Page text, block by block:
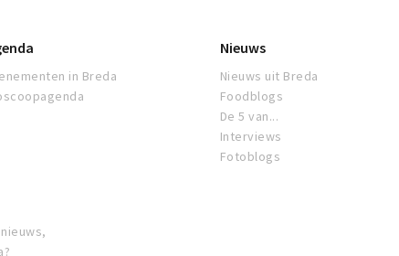
in Breda
Nieuws
Nieuws uit Breda
Foodblogs
De 5 van...
Interviews
Fotoblogs